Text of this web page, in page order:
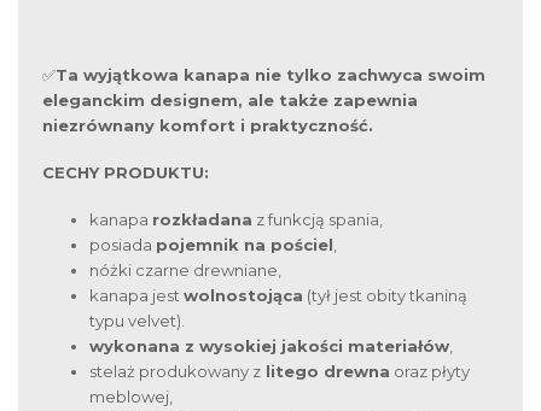
✅Ta wyjątkowa kanapa nie tylko zachwyca swoim
eleganckim designem, ale także zapewnia
niezrównany komfort i praktyczność.
CECHY PRODUKTU:
kanapa rozkładana z funkcją spania,
posiada pojemnik na pościel,
nóżki czarne drewniane,
kanapa jestwolnostojąca (tył jest obity tkaniną
typu velvet).
wykonana z wysokiej jakości materiałów,
stelaż produkowany z litego drewna oraz płyty
meblowej,